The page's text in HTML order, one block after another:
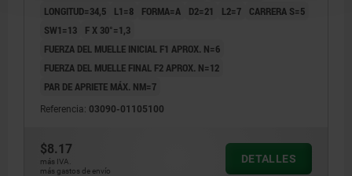
LONGITUD=34,5
L1=8 FORMA=A D2=21 L2=7
CARRERA S=5
SW1=13
F X 30°=1,3
FUERZA DEL MUELLE INICIAL F1 APROX. N=6
FUERZA DEL MUELLE FINAL F2 APROX. N=12
PAR DE APRIETE MÁX. NM=7
Referencia: 03090-01105100
$8.17
más IVA.
más gastos de envío
DETALLES